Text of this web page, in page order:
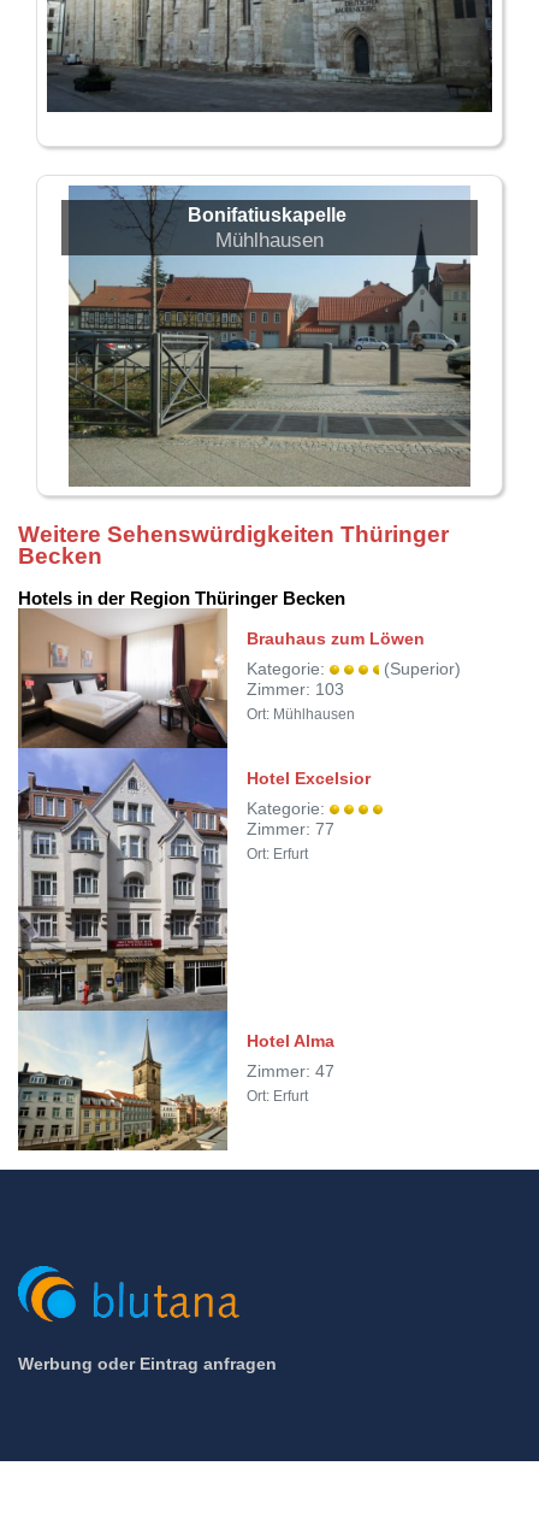
Bonifatiuskapelle
Mühlhausen
Weitere Sehenswürdigkeiten Thüringer
Becken
Hotels in der Region Thüringer Becken
Brauhaus zum Löwen
Kategorie:
(Superior)
Zimmer: 103
Ort: Mühlhausen
Hotel Excelsior
Kategorie:
Zimmer: 77
Ort: Erfurt
Hotel Alma
Zimmer: 47
Ort: Erfurt
Werbung oder Eintrag anfragen